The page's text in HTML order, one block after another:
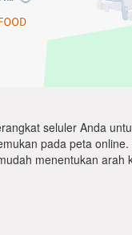
seluler Anda
pada peta
menentukan